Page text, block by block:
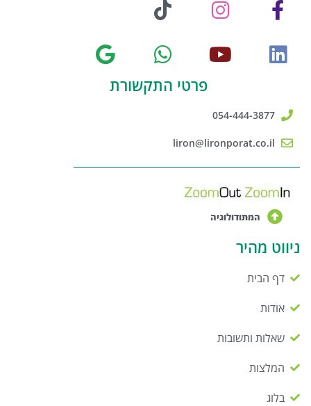
פרטי התקשורת
054-444-3877
liron@lironporat.co.il
המתודולוגיה
ניווט מהיר
דף הבית
אודות
שאלות ותשובות
המלצות
בלוג